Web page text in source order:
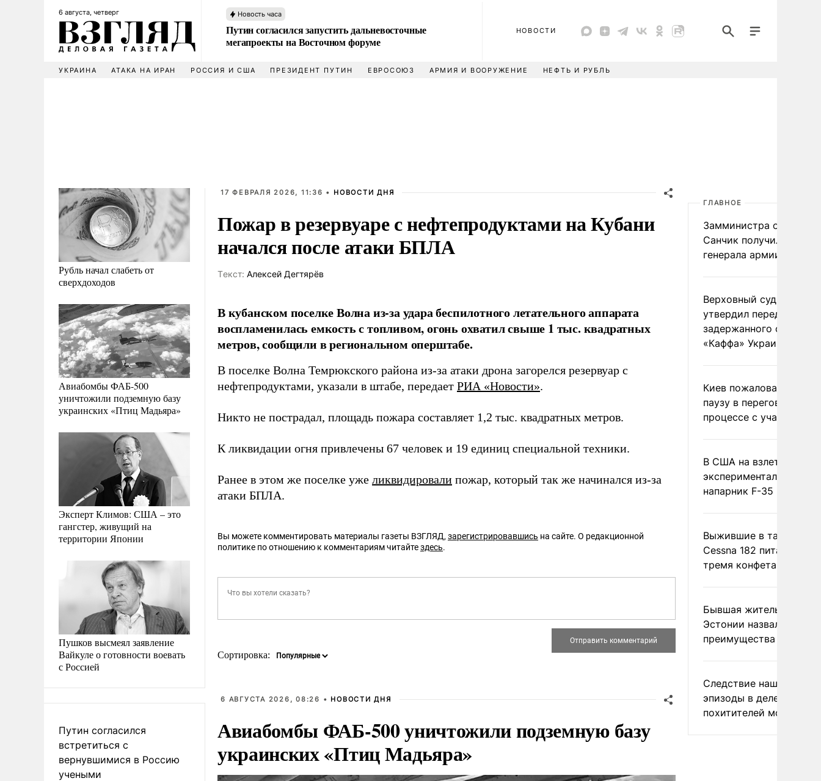
6 августа, четверг Новость часа
Путин согласился запустить дальневосточные
мегапроекты на Восточном форуме
НОВОСТИ
УКРАИНА АТАКА НА ИРАН РОССИЯ И США ПРЕЗИДЕНТ ПУТИН ЕВРОСОЮЗ АРМИЯ И ВООРУЖЕНИЕ НЕФТЬ И РУБЛЬ
Рубль начал слабеть от
сверхдоходов
Авиабомбы ФАБ-500
уничтожили подземную базу
украинских «Птиц Мадьяра»
Эксперт Климов: США – это
гангстер, живущий на
территории Японии
Пушков высмеял заявление
Вайкуле о готовности воевать
с Россией
Путин согласился
встретиться с
вернувшимися в Россию
учеными
17 ФЕВРАЛЯ 2026, 11:36 • НОВОСТИ ДНЯ
Пожар в резервуаре с нефтепродуктами на Кубани
начался после атаки БПЛА
Tекст: Алексей Дегтярёв
В кубанском поселке Волна из-за удара беспилотного летательного аппарата
воспламенилась емкость с топливом, огонь охватил свыше 1 тыс. квадратных
метров, сообщили в региональном оперштабе.
В поселке Волна Темрюкского района из-за атаки дрона загорелся резервуар с
нефтепродуктами, указали в штабе, передает РИА «Новости».
Никто не пострадал, площадь пожара составляет 1,2 тыс. квадратных метров.
К ликвидации огня привлечены 67 человек и 19 единиц специальной техники.
Ранее в этом же поселке уже ликвидировали пожар, который так же начинался из-за
атаки БПЛА.
Вы можете комментировать материалы газеты ВЗГЛЯД, зарегистрировавшись на сайте. О редакционной
политике по отношению к комментариям читайтездесь.
Сортировка:
6 АВГУСТА 2026, 08:26 • НОВОСТИ ДНЯ
Авиабомбы ФАБ-500 уничтожили подземную базу
украинских «Птиц Мадьяра»
ГЛАВНОЕ
Замминистра обороны
Санчик получил звание
генерала армии
Верховный суд Швеции
утвердил передачу
задержанного
«Каффа» Украине
Киев пожаловался на
паузу в переговорном
процессе с участием
В США на взлете
экспериментальный
напарник F-35
Выжившие в тайге
Cessna 182 питались
тремя конфетами
Бывшая жительница
Эстонии назвала
преимущества России
Следствие нашло
эпизоды в деле
похитителей москвичек